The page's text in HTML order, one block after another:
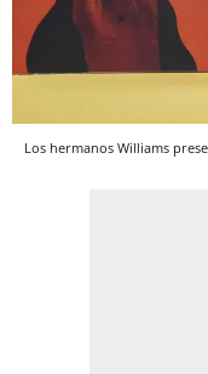
Los hermanos Williams